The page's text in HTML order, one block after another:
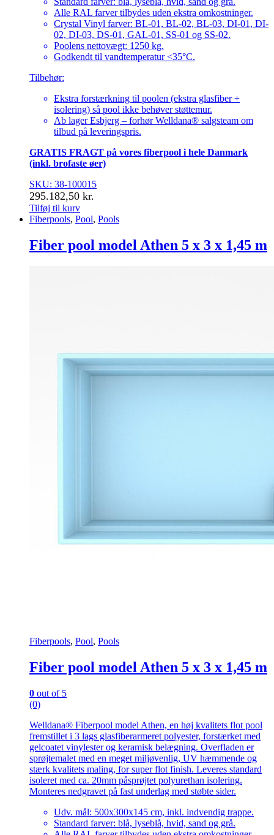
Alle RAL farver tilbydes uden ekstra omkostninger.
Crystal Vinyl farver: BL-01, BL-02, BL-03, DI-01, DI-
02, DI-03, DS-01, GAL-01, SS-01 og SS-02.
Poolens nettovægt: 1250 kg.
Godkendt til vandtemperatur <35°C.
Tilbehør:
Ekstra forstærkning til poolen (ekstra glasfiber +
isolering) så pool ikke behøver støttemur.
Ab lager Esbjerg – forhør Welldana® salgsteam om
tilbud på leveringspris.
GRATIS FRAGT på vores fiberpool i hele Danmark
(inkl. brofaste øer)
SKU: 38-100015
295.182,50 kr.
Tilføj til kurv
Fiberpools, Pool, Pools
Fiber pool model Athen 5 x 3 x 1,45 m
Fiberpools, Pool, Pools
Fiber pool model Athen 5 x 3 x 1,45 m
0 out of 5
(0)
Welldana® Fiberpool model Athen, en høj kvalitets flot pool
fremstillet i 3 lags glasfiberarmeret polyester, forstærket med
gelcoatet vinylester og keramisk belægning. Overfladen er
sprøjtemalet med en meget miljøvenlig, UV hæmmende og
stærk kvalitets maling, for super flot finish. Leveres standard
isoleret med ca. 20mm påsprøjtet polyurethan isolering.
Monteres nedgravet på fast underlag med støbte sider.
Udv. mål: 500x300x145 cm, inkl. indvendig trappe.
Standard farver: blå, lyseblå, hvid, sand og grå.